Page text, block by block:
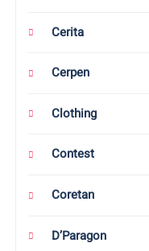
Cerita
Cerpen
Clothing
Contest
Coretan
D’Paragon